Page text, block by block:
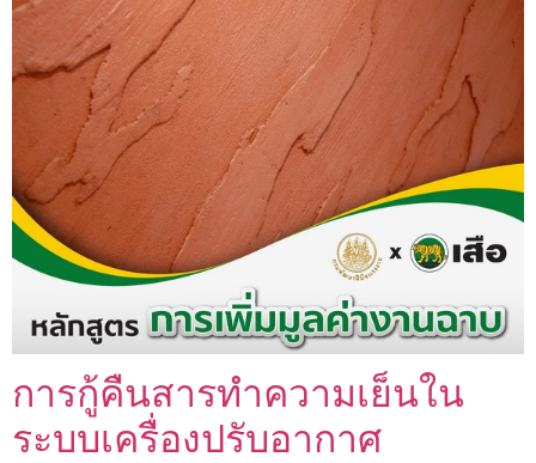
การกู้คืนสารทำความเย็นใน
ระบบเครื่องปรับอากาศ